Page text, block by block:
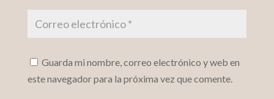
Guarda mi nombre, correo electrónico y web en
este navegador para la próxima vez que comente.